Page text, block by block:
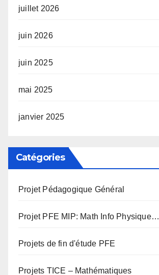
juillet 2026
juin 2026
juin 2025
mai 2025
janvier 2025
Catégories
Projet Pédagogique Général
Projet PFE MIP: Math Info Physique…
Projets de fin d'étude PFE
Projets TICE – Mathématiques